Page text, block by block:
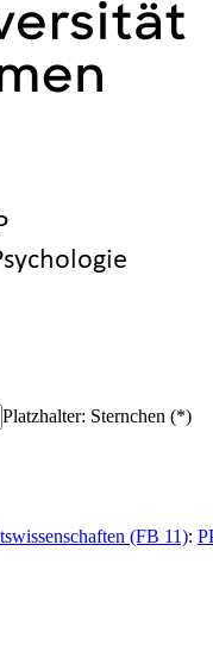
Platzhalter: Sternchen (*)
(FB 11):